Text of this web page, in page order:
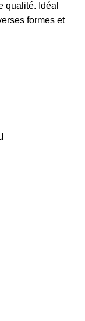
qualité. Idéal
formes et